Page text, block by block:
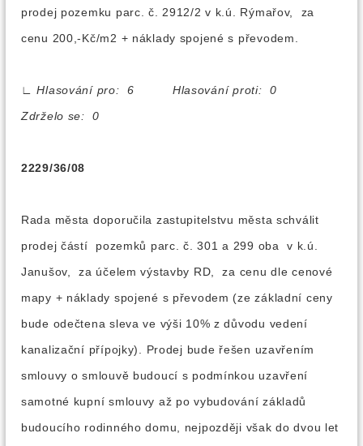
prodej pozemku parc. č. 2912/2 v k.ú. Rýmařov, za
cenu 200,-Kč/m2 + náklady spojené s převodem.
∟
Hlasování pro: 6 Hlasování proti: 0
Zdrželo se: 0
2229/36/08
Rada města doporučila zastupitelstvu města schválit
prodej částí pozemků parc. č. 301 a 299 oba v k.ú.
Janušov, za účelem výstavby RD, za cenu dle cenové
mapy + náklady spojené s převodem (ze základní ceny
bude odečtena sleva ve výši 10% z důvodu vedení
kanalizační přípojky). Prodej bude řešen uzavřením
smlouvy o smlouvě budoucí s podmínkou uzavření
samotné kupní smlouvy až po vybudování základů
budoucího rodinného domu, nejpozději však do dvou let